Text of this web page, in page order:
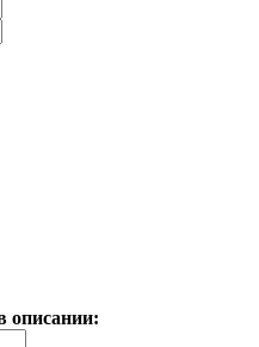
описании: